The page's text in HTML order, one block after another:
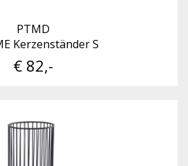
PTMD
Kerzenständer S
€ 82,-